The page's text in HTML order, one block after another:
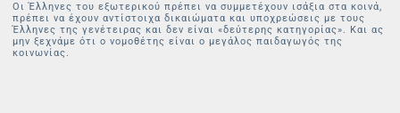
Oι Έλληνες του εξωτερικού πρέπει να συμμετέχουν ισάξια στα κοινά,
πρέπει να έχουν αντίστοιχα δικαιώματα και υποχρεώσεις με τους
Έλληνες της γενέτειρας και δεν είναι «δεύτερης κατηγορίας». Και ας
μην ξεχνάμε ότι ο νομοθέτης είναι ο μεγάλος παιδαγωγός της
κοινωνίας.